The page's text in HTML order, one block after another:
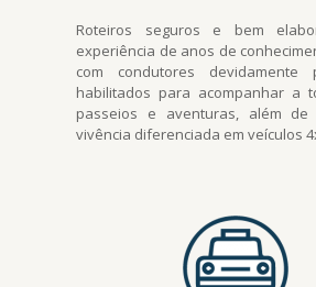
Roteiros seguros e bem
experiência de anos de
com condutores devidamente
habilitados para acompanhar a
passeios e aventuras, além de
vivência diferenciada em veículos